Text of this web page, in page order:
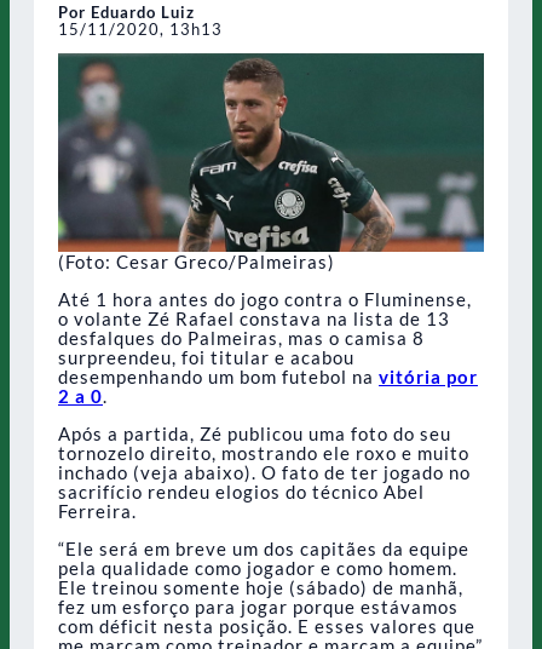
Por Eduardo Luiz
15/11/2020, 13h13
(Foto: Cesar Greco/Palmeiras)
Até 1 hora antes do jogo contra o Fluminense,
o volante Zé Rafael constava na lista de 13
desfalques do Palmeiras, mas o camisa 8
surpreendeu, foi titular e acabou
desempenhando um bom futebol na vitória por
2 a 0.
Após a partida, Zé publicou uma foto do seu
tornozelo direito, mostrando ele roxo e muito
inchado (veja abaixo). O fato de ter jogado no
sacrifício rendeu elogios do técnico Abel
Ferreira.
“Ele será em breve um dos capitães da equipe
pela qualidade como jogador e como homem.
Ele treinou somente hoje (sábado) de manhã,
fez um esforço para jogar porque estávamos
com déficit nesta posição. E esses valores que